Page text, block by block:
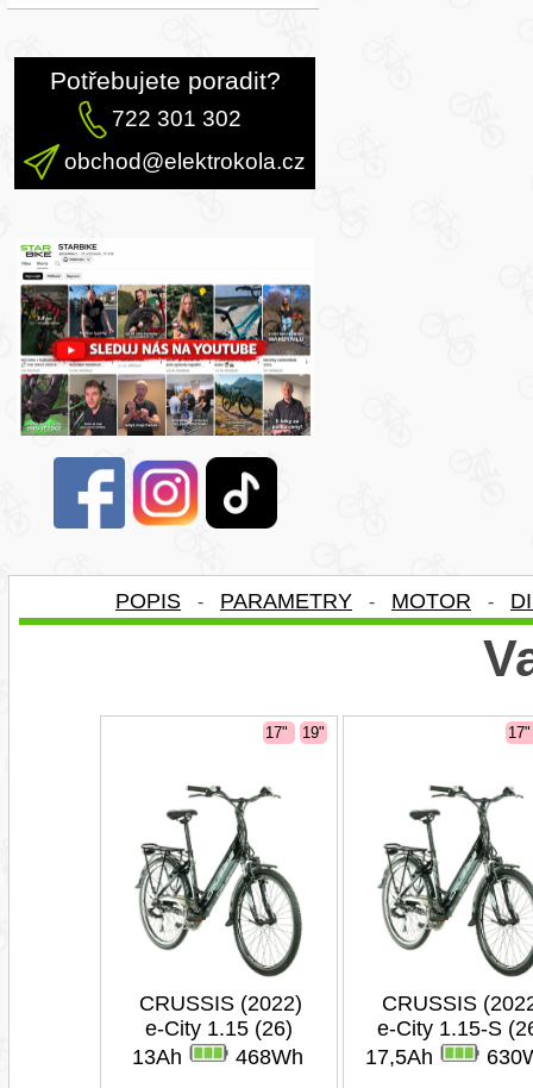
Potřebujete poradit?
722 301 302
obchod@elektrokola.cz
POPIS - PARAMETRY - MOTOR -
17" 19"
CRUSSIS (2022)
e-City 1.15 (26)
13Ah
468Wh
CRUSSIS
e-City 1.15-S
17,5Ah